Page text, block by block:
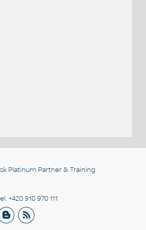
Platinum Partner & Training
+420 910 970 111